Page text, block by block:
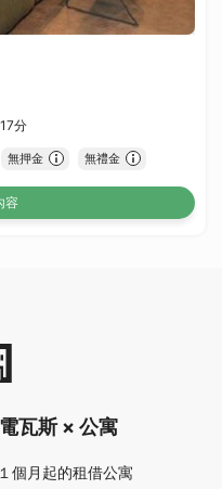
分
無押金 無禮金
容
瓦斯 × 公寓
個月起的租借公寓